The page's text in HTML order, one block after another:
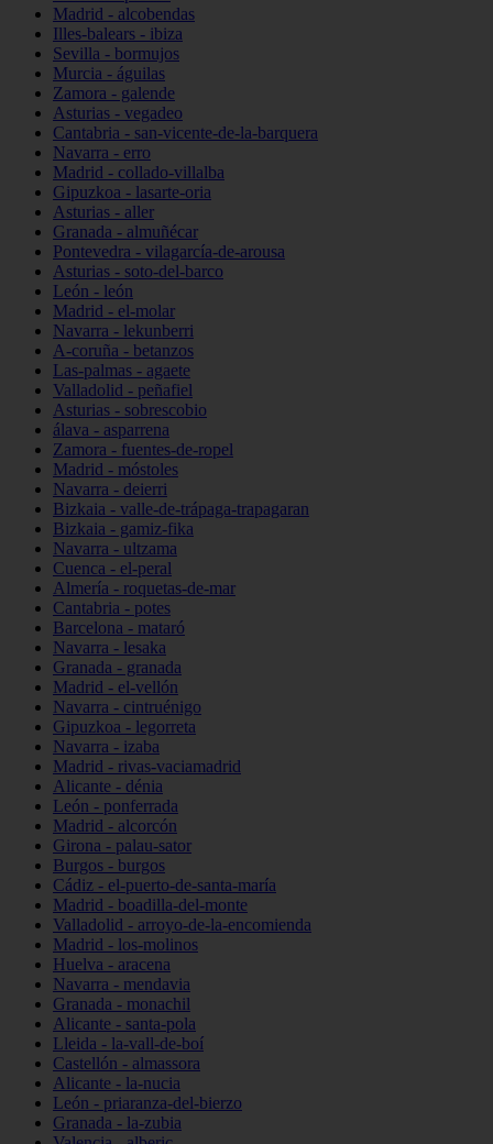
Madrid - alcobendas
Illes-balears - ibiza
Sevilla - bormujos
Murcia - águilas
Zamora - galende
Asturias - vegadeo
Cantabria - san-vicente-de-la-barquera
Navarra - erro
Madrid - collado-villalba
Gipuzkoa - lasarte-oria
Asturias - aller
Granada - almuñécar
Pontevedra - vilagarcía-de-arousa
Asturias - soto-del-barco
León - león
Madrid - el-molar
Navarra - lekunberri
A-coruña - betanzos
Las-palmas - agaete
Valladolid - peñafiel
Asturias - sobrescobio
álava - asparrena
Zamora - fuentes-de-ropel
Madrid - móstoles
Navarra - deierri
Bizkaia - valle-de-trápaga-trapagaran
Bizkaia - gamiz-fika
Navarra - ultzama
Cuenca - el-peral
Almería - roquetas-de-mar
Cantabria - potes
Barcelona - mataró
Navarra - lesaka
Granada - granada
Madrid - el-vellón
Navarra - cintruénigo
Gipuzkoa - legorreta
Navarra - izaba
Madrid - rivas-vaciamadrid
Alicante - dénia
León - ponferrada
Madrid - alcorcón
Girona - palau-sator
Burgos - burgos
Cádiz - el-puerto-de-santa-maría
Madrid - boadilla-del-monte
Valladolid - arroyo-de-la-encomienda
Madrid - los-molinos
Huelva - aracena
Navarra - mendavia
Granada - monachil
Alicante - santa-pola
Lleida - la-vall-de-boí
Castellón - almassora
Alicante - la-nucia
León - priaranza-del-bierzo
Granada - la-zubia